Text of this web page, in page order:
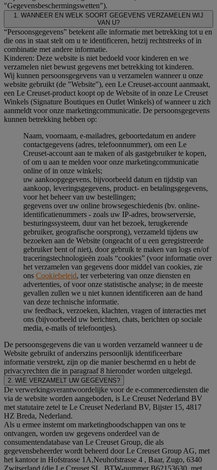
"Gegevensbeschermingswetten").
1. WANNEER EN WELK SOORT GEGEVENS VERZAMELEN WIJ
VAN U?
“Persoonsgegevens” betekent alle informatie met betrekking tot u en
die ons in staat stelt om u te identificeren, hetzij rechtstreeks of in
combinatie met andere informatie.
Kinderen: Deze website is niet bedoeld voor kinderen en we
verzamelen niet bewust gegevens met betrekking tot kinderen.
Wij kunnen persoonsgegevens van u verzamelen wanneer u onze
website gebruikt (de "Website"), een Le Creuset-account aanmaakt,
een Le Creuset-product koopt op de Website of in onze Le Creuset
Winkels (Signature Boutiques en Outlet Winkels) of wanneer u zich
aanmeldt voor onze marketingcommunicatie. De persoonsgegevens
kunnen betrekking hebben op:
Naam, voornaam, e-mailadres, geboortedatum en andere
contactgegevens (adres, telefoonnummer), om een Le
Creuset-account aan te maken of als gastgebruiker te kopen,
of om u aan te melden voor onze marketingcommunicatie
online of in onze winkels;
uw aankoopgegevens, bijvoorbeeld datum en tijdstip van
aankoop, leveringsgegevens, product- en betalingsgegevens,
voor het beheer van uw bestellingen;
gegevens over uw online browsegeschiedenis (bv. online-
identificatienummers - zoals uw IP-adres, browserversie,
besturingssysteem, duur van het bezoek, terugkerende
gebruiker, geografische oorsprong), verzameld tijdens uw
bezoeken aan de Website (ongeacht of u een geregistreerde
gebruiker bent of niet), door gebruik te maken van logs en/of
traceringstechnologieën zoals “cookies” (voor informatie over
het verzamelen van gegevens door middel van cookies, zie
ons Cookiebeleid, ter verbetering van onze diensten en
advertenties, of voor onze statistische analyse; in de meeste
gevallen zullen we u niet kunnen identificeren aan de hand
van deze technische informatie.
uw feedback, verzoeken, klachten, vragen of interacties met
ons (bijvoorbeeld uw berichten, chats, berichten op sociale
media, e-mails of telefoontjes).
De persoonsgegevens die van u worden verzameld wanneer u de
Website gebruikt of anderszins persoonlijk identificeerbare
informatie verstrekt, zijn op die manier beschermd en u hebt de
privacyrechten die in paragraaf 8 hieronder worden uitgelegd.
2. WIE VERZAMELT UW GEGEVENS?
De verwerkingsverantwoordelijke voor de e-commercediensten die
via de website worden aangeboden, is Le Creuset Nederland BV
met statutaire zetel te Le Creuset Nederland BV, Bijster 15, 4817
HZ Breda, Nederland.
Als u ermee instemt om marketingboodschappen van ons te
ontvangen, worden uw gegevens onderdeel van de
consumentendatabase van Le Creuset Group, die als
gegevensbeheerder wordt beheerd door Le Creuset Group AG, met
het kantoor in Hofstrasse 1A,Neuhofstrasse 4 , Baar, Zugo, 6340
Zwitserland (die Le Creuset SL, BTW-nummer B62153630, met